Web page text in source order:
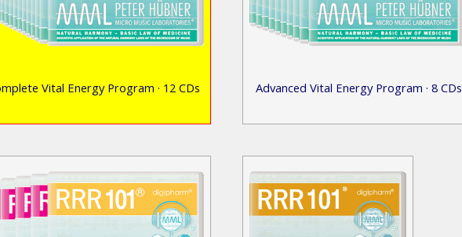
Vital Energy Program · 12 CDs Advanced Vital Energy Program · 8 CDs